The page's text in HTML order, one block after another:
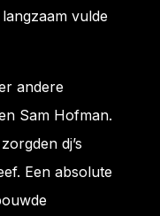
vulde
andere
Sam Hofman.
dj’s
Een absolute